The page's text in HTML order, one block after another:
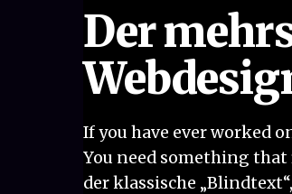
Der
If you have ever worked
You need something that
der klassische